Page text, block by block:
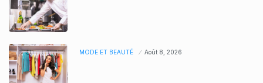
MODE ET BEAUTÉ Août 8, 2026